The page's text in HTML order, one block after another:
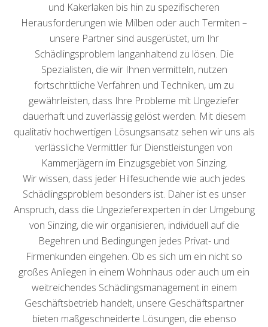
und Kakerlaken bis hin zu spezifischeren
Herausforderungen wie Milben oder auch Termiten –
unsere Partner sind ausgerüstet, um Ihr
Schädlingsproblem langanhaltend zu lösen. Die
Spezialisten, die wir Ihnen vermitteln, nutzen
fortschrittliche Verfahren und Techniken, um zu
gewährleisten, dass Ihre Probleme mit Ungeziefer
dauerhaft und zuverlässig gelöst werden. Mit diesem
qualitativ hochwertigen Lösungsansatz sehen wir uns als
verlässliche Vermittler für Dienstleistungen von
Kammerjägern im Einzugsgebiet von Sinzing.
Wir wissen, dass jeder Hilfesuchende wie auch jedes
Schädlingsproblem besonders ist. Daher ist es unser
Anspruch, dass die Ungezieferexperten in der Umgebung
von Sinzing, die wir organisieren, individuell auf die
Begehren und Bedingungen jedes Privat- und
Firmenkunden eingehen. Ob es sich um ein nicht so
großes Anliegen in einem Wohnhaus oder auch um ein
weitreichendes Schädlingsmanagement in einem
Geschäftsbetrieb handelt, unsere Geschäftspartner
bieten maßgeschneiderte Lösungen, die ebenso